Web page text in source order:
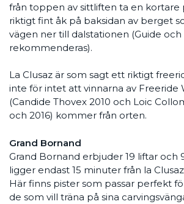
från toppen av sittliften ta en
riktigt fint åk på baksidan av berget
vägen ner till dalstationen (Guide
rekommenderas).
La Clusaz är som sagt ett riktigt
inte för intet att vinnarna av Freeride
(Candide Thovex 2010 och Loic
och 2016) kommer från orten.
Grand Bornand
Grand Bornand erbjuder 19 liftar och
ligger endast 15 minuter från la
Här finns pister som passar perfekt
de som vill träna på sina